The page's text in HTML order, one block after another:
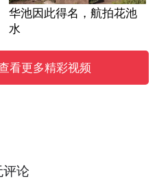
华池因此得名，航拍花池
水
看更多精彩视频
论